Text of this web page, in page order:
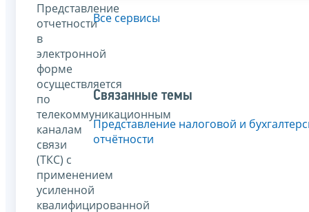
Представление
отчетности
в
электронной
форме
осуществляется
по
телекоммуникационным
каналам
связи
(ТКС) с
применением
усиленной
квалифицированной
Все сервисы
Связанные темы
Представление налоговой и
отчётности